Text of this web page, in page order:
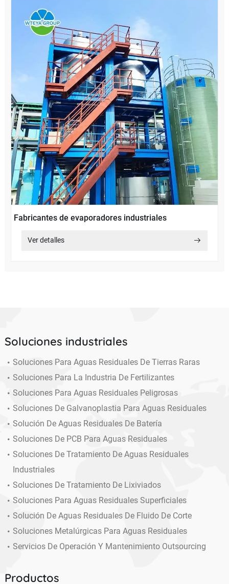
Fabricantes de evaporadores industriales
Ver detalles
Soluciones industriales
Soluciones Para Aguas Residuales De Tierras Raras
Soluciones Para La Industria De Fertilizantes
Soluciones Para Aguas Residuales Peligrosas
Soluciones De Galvanoplastia Para Aguas Residuales
Solución De Aguas Residuales De Batería
Soluciones De PCB Para Aguas Residuales
Soluciones De Tratamiento De Aguas Residuales
Industriales
Soluciones De Tratamiento De Lixiviados
Soluciones Para Aguas Residuales Superficiales
Solución De Aguas Residuales De Fluido De Corte
Soluciones Metalúrgicas Para Aguas Residuales
Servicios De Operación Y Mantenimiento Outsourcing
Productos